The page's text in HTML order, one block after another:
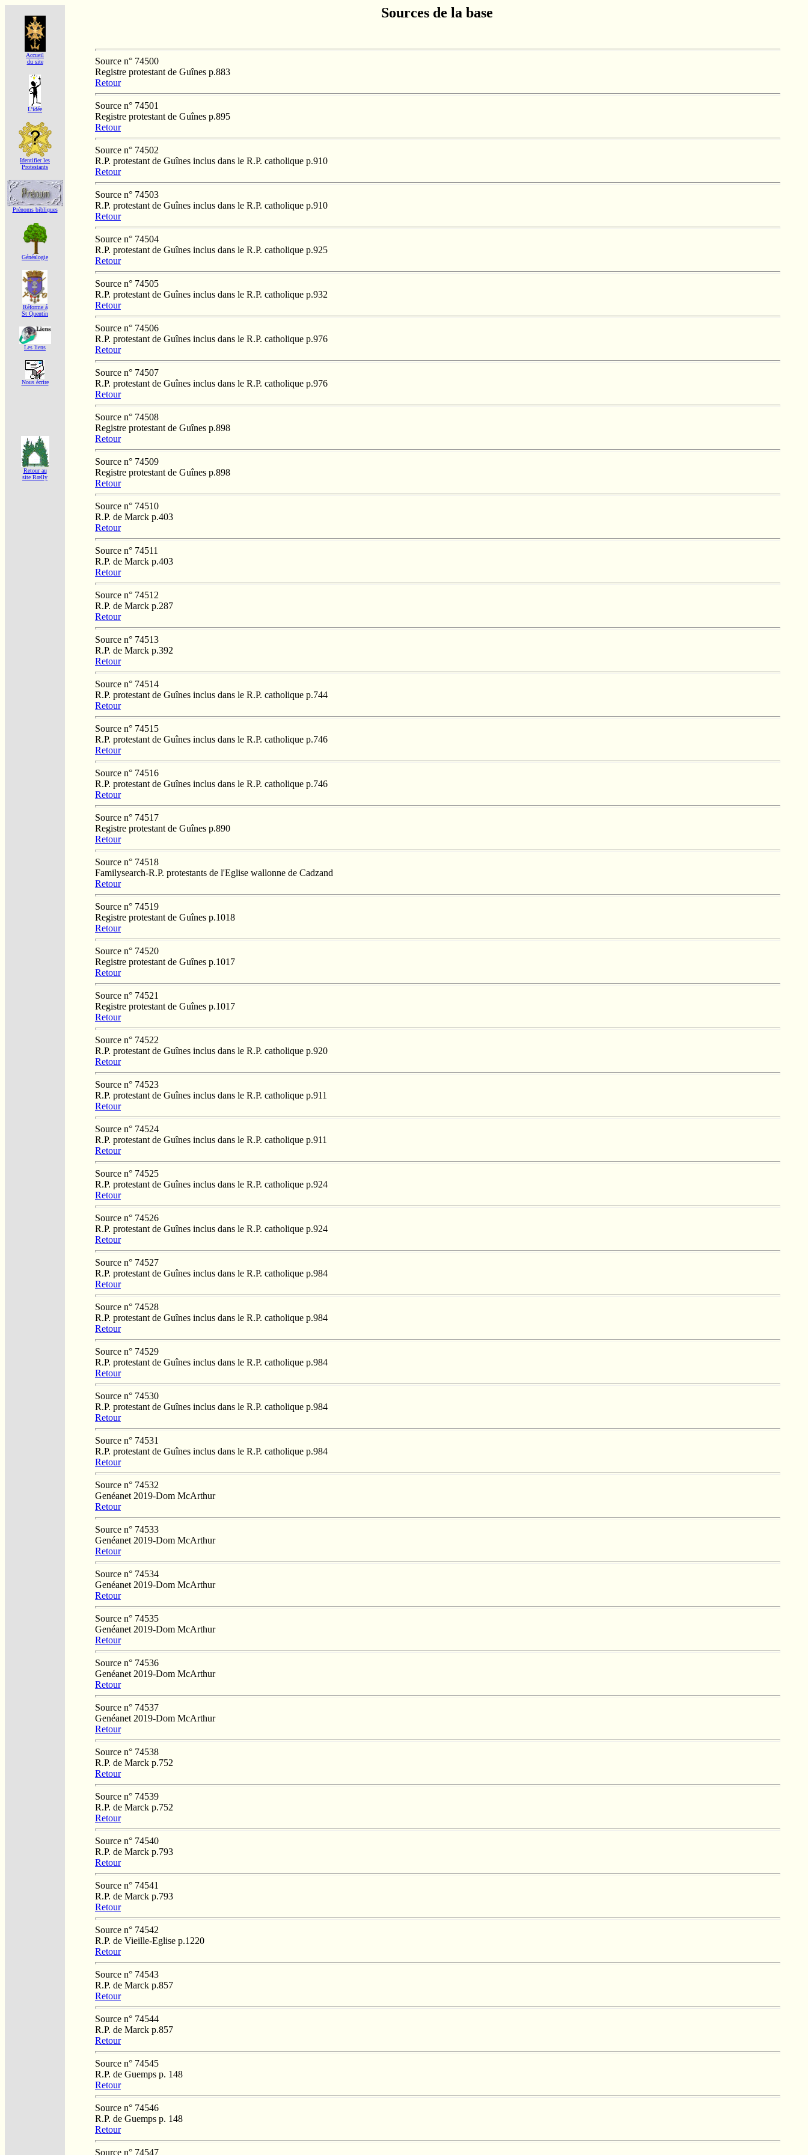
Accueil
du site
L'idée
Identifier les
Protestants
Prénoms bibliques
Généalogie
Réforme á
St Quentin
Les liens
Nous écrire
Retour au
site Rœlly
Sources de la base
Source n° 74500
Registre protestant de Guînes p.883
Retour
Source n° 74501
Registre protestant de Guînes p.895
Retour
Source n° 74502
R.P. protestant de Guînes inclus dans le R.P. catholique p.910
Retour
Source n° 74503
R.P. protestant de Guînes inclus dans le R.P. catholique p.910
Retour
Source n° 74504
R.P. protestant de Guînes inclus dans le R.P. catholique p.925
Retour
Source n° 74505
R.P. protestant de Guînes inclus dans le R.P. catholique p.932
Retour
Source n° 74506
R.P. protestant de Guînes inclus dans le R.P. catholique p.976
Retour
Source n° 74507
R.P. protestant de Guînes inclus dans le R.P. catholique p.976
Retour
Source n° 74508
Registre protestant de Guînes p.898
Retour
Source n° 74509
Registre protestant de Guînes p.898
Retour
Source n° 74510
R.P. de Marck p.403
Retour
Source n° 74511
R.P. de Marck p.403
Retour
Source n° 74512
R.P. de Marck p.287
Retour
Source n° 74513
R.P. de Marck p.392
Retour
Source n° 74514
R.P. protestant de Guînes inclus dans le R.P. catholique p.744
Retour
Source n° 74515
R.P. protestant de Guînes inclus dans le R.P. catholique p.746
Retour
Source n° 74516
R.P. protestant de Guînes inclus dans le R.P. catholique p.746
Retour
Source n° 74517
Registre protestant de Guînes p.890
Retour
Source n° 74518
Familysearch-R.P. protestants de l'Eglise wallonne de Cadzand
Retour
Source n° 74519
Registre protestant de Guînes p.1018
Retour
Source n° 74520
Registre protestant de Guînes p.1017
Retour
Source n° 74521
Registre protestant de Guînes p.1017
Retour
Source n° 74522
R.P. protestant de Guînes inclus dans le R.P. catholique p.920
Retour
Source n° 74523
R.P. protestant de Guînes inclus dans le R.P. catholique p.911
Retour
Source n° 74524
R.P. protestant de Guînes inclus dans le R.P. catholique p.911
Retour
Source n° 74525
R.P. protestant de Guînes inclus dans le R.P. catholique p.924
Retour
Source n° 74526
R.P. protestant de Guînes inclus dans le R.P. catholique p.924
Retour
Source n° 74527
R.P. protestant de Guînes inclus dans le R.P. catholique p.984
Retour
Source n° 74528
R.P. protestant de Guînes inclus dans le R.P. catholique p.984
Retour
Source n° 74529
R.P. protestant de Guînes inclus dans le R.P. catholique p.984
Retour
Source n° 74530
R.P. protestant de Guînes inclus dans le R.P. catholique p.984
Retour
Source n° 74531
R.P. protestant de Guînes inclus dans le R.P. catholique p.984
Retour
Source n° 74532
Genéanet 2019-Dom McArthur
Retour
Source n° 74533
Genéanet 2019-Dom McArthur
Retour
Source n° 74534
Genéanet 2019-Dom McArthur
Retour
Source n° 74535
Genéanet 2019-Dom McArthur
Retour
Source n° 74536
Genéanet 2019-Dom McArthur
Retour
Source n° 74537
Genéanet 2019-Dom McArthur
Retour
Source n° 74538
R.P. de Marck p.752
Retour
Source n° 74539
R.P. de Marck p.752
Retour
Source n° 74540
R.P. de Marck p.793
Retour
Source n° 74541
R.P. de Marck p.793
Retour
Source n° 74542
R.P. de Vieille-Eglise p.1220
Retour
Source n° 74543
R.P. de Marck p.857
Retour
Source n° 74544
R.P. de Marck p.857
Retour
Source n° 74545
R.P. de Guemps p. 148
Retour
Source n° 74546
R.P. de Guemps p. 148
Retour
Source n° 74547